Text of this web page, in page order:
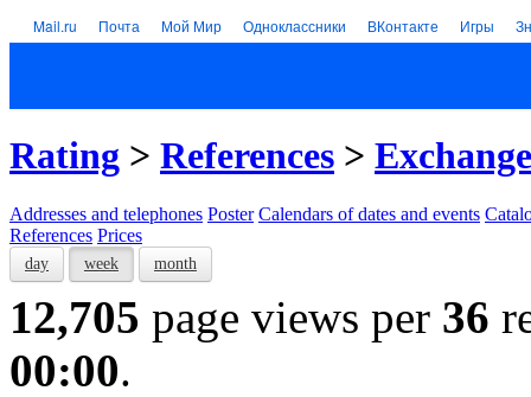
Mail.ru Почта Мой Мир Одноклассники ВКонтакте Игры
Rating > References >
Addresses and telephones Poster Calendars of dates and events
References Prices
day week month
12,705 page views per 36
00:00.